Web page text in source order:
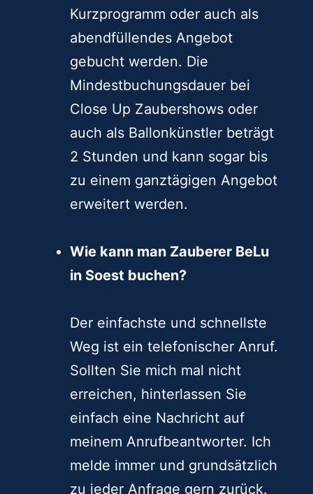
dauert eine Stand Up Show in
der Regel 45 Minuten, kann
aber auch durchaus als
Kurzprogramm oder auch als
abendfüllendes Angebot
gebucht werden. Die
Mindestbuchungsdauer bei
Close Up Zaubershows oder
auch als Ballonkünstler beträgt
zu einem ganztägigen Angebot
erweitert werden.
Wie kann man Zauberer BeLu
in Soest buchen?
Der einfachste und schnellste
Weg ist ein telefonischer Anruf.
Sollten Sie mich mal nicht
erreichen, hinterlassen Sie
einfach eine Nachricht auf